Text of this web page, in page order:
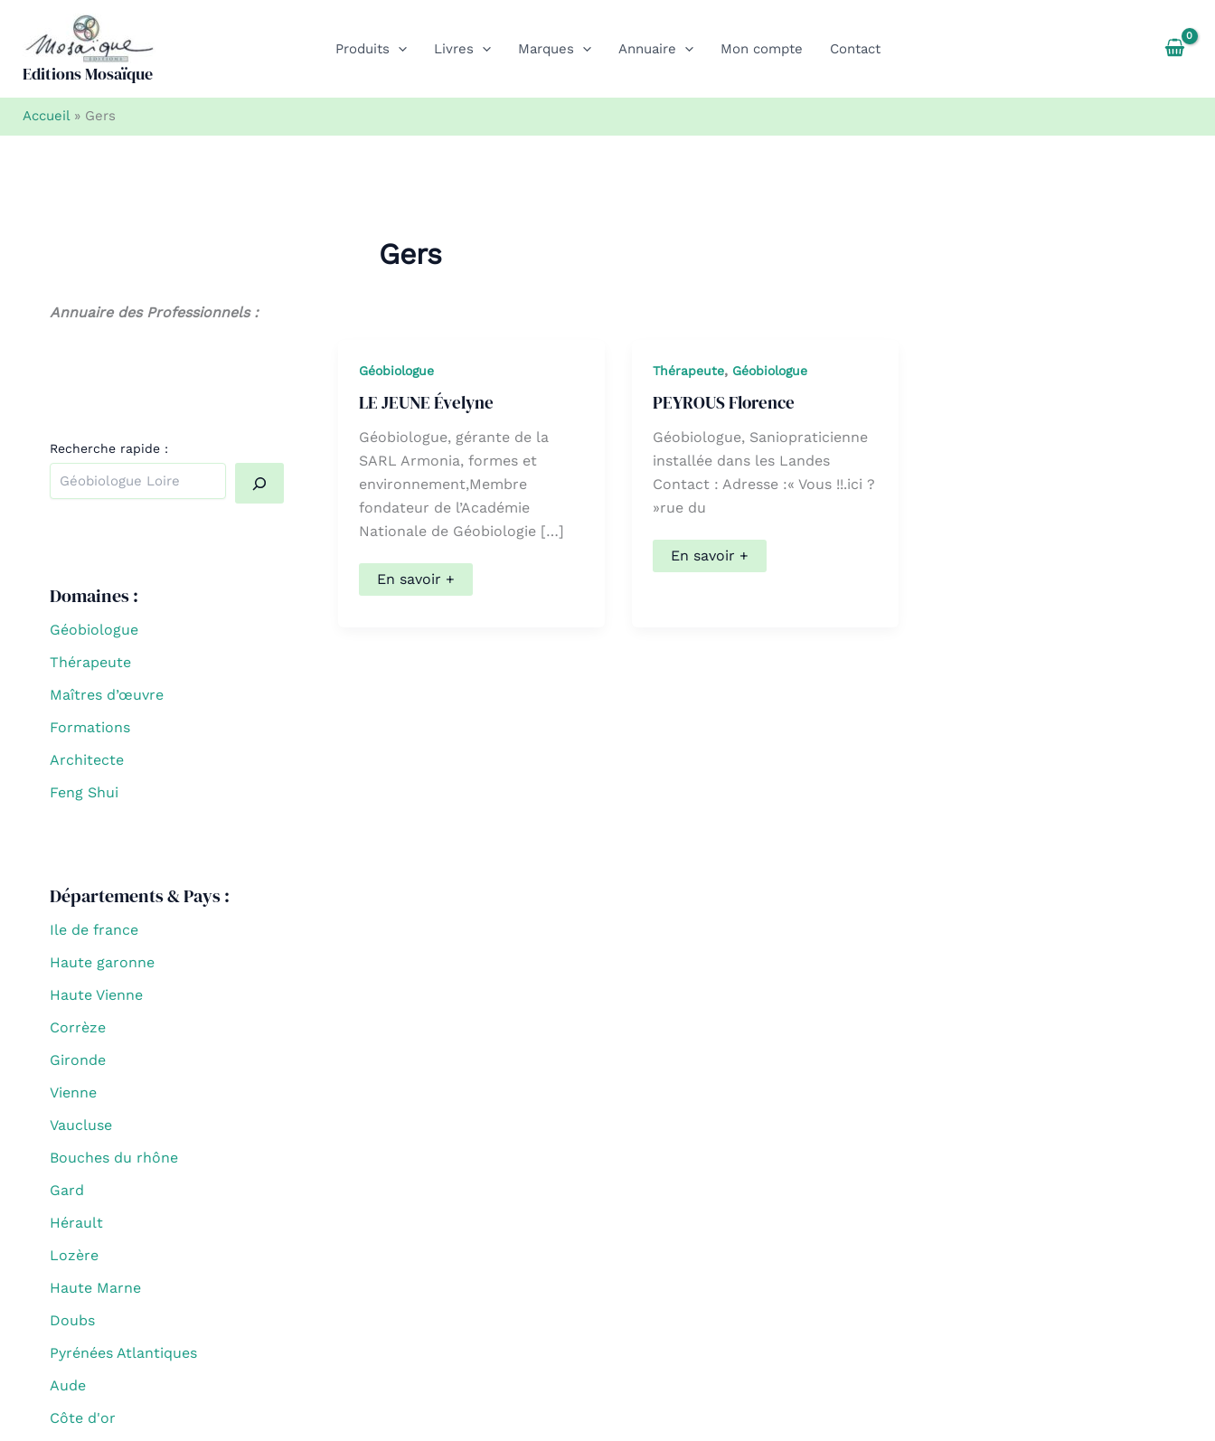
contenu
Editions Mosaïque
Produits Livres Marques Annuaire Mon compte Contact
Accueil» Gers
Annuaire des Professionnels :
Recherche rapide :
Quand les résultats de l'auto-complétion sont disponibles, utilisez les flèches haut et bas pour évaluer entrer pour aller à la page désirée. Utilisateurs et
Domaines :
Géobiologue
Thérapeute
Maîtres d’œuvre
Formations
Architecte
Feng Shui
Départements & Pays :
Ile de france
Haute garonne
Haute Vienne
Corrèze
Gironde
Vienne
Vaucluse
Bouches du rhône
Gard
Hérault
Lozère
Haute Marne
Doubs
Pyrénées Atlantiques
Aude
Côte d'or
Gers
Géobiologue
LE JEUNE Évelyne
Géobiologue, gérante de la
SARL Armonia, formes et
environnement,Membre
fondateur de l’Académie
Nationale de Géobiologie […]
LE
JEUNE
En savoir +
Thérapeute, Géobiologue
PEYROUS Florence
Géobiologue, Saniopraticienne
installée dans les Landes
Contact : Adresse :« Vous !!.ici ?
»rue du
PEYROUS
Florence
En savoir +